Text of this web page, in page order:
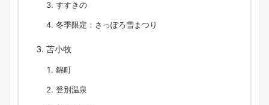
すすきの
冬季限定：さっぽろ雪まつり
苫小牧
錦町
登別温泉